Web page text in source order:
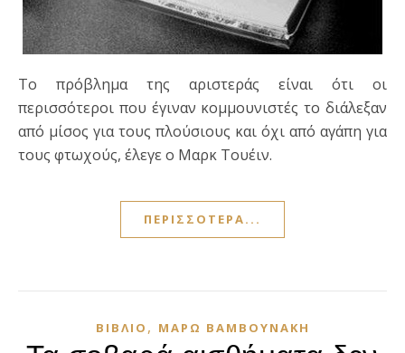
Το πρόβλημα της αριστεράς είναι ότι οι
περισσότεροι που έγιναν κομμουνιστές το διάλεξαν
από μίσος για τους πλούσιους και όχι από αγάπη για
τους φτωχούς, έλεγε ο Μαρκ Τουέιν.
ΠΕΡΙΣΣΌΤΕΡΑ...
ΒΙΒΛΊΟ , ΜΆΡΩ ΒΑΜΒΟΥΝΆΚΗ